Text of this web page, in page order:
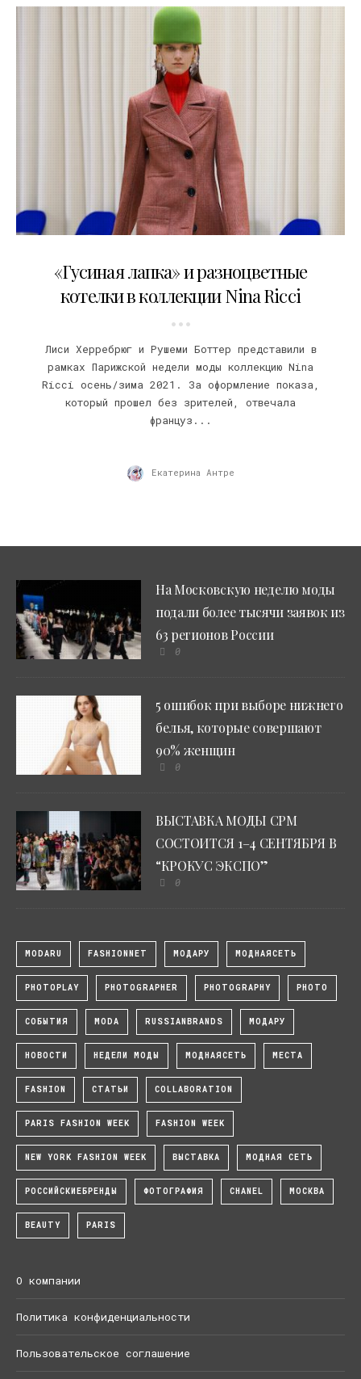
«Гусиная лапка» и разноцветные
котелки в коллекции Nina Ricci
Лиси Херребрюг и Рушеми Боттер представили в
рамках Парижской недели моды коллекцию Nina
Ricci осень/зима 2021. За оформление показа,
который прошел без зрителей, отвечала
француз...
Екатерина Антре
На Московскую неделю моды
подали более тысячи заявок из
63 регионов России
0
5 ошибок при выборе нижнего
белья, которые совершают
90% женщин
0
ВЫСТАВКА МОДЫ CPM
СОСТОИТСЯ 1–4 СЕНТЯБРЯ В
“КРОКУС ЭКСПО”
0
MODARU FASHIONNET МОДАРУ МОДНАЯСЕТЬ
PHOTOPLAY PHOTOGRAPHER PHOTOGRAPHY PHOTO
СОБЫТИЯ MODA RUSSIANBRANDS МОДАРУ
НОВОСТИ НЕДЕЛИ МОДЫ МОДНАЯСЕТЬ МЕСТА
FASHION СТАТЬИ COLLABORATION
PARIS FASHION WEEK FASHION WEEK
NEW YORK FASHION WEEK ВЫСТАВКА МОДНАЯ СЕТЬ
РОССИЙСКИЕБРЕНДЫ ФОТОГРАФИЯ CHANEL МОСКВА
BEAUTY PARIS
О компании
Политика конфиденциальности
Пользовательское соглашение